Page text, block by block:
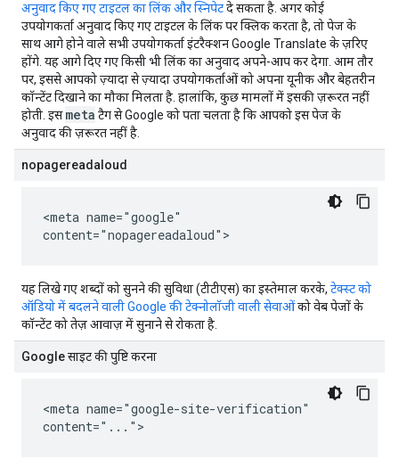
अनुवाद किए गए टाइटल का लिंक और स्निपेटदे सकता है. अगर कोई
उपयोगकर्ता अनुवाद किए गए टाइटल के लिंक पर क्लिक करता है, तो पेज के
साथ आगे होने वाले सभी उपयोगकर्ता इंटरैक्शन Google Translate के ज़रिए
होंगे. यह आगे दिए गए किसी भी लिंक का अनुवाद अपने-आप कर देगा. आम तौर
पर, इससे आपको ज़्यादा से ज़्यादा उपयोगकर्ताओं को अपना यूनीक और बेहतरीन
कॉन्टेंट दिखाने का मौका मिलता है. हालांकि, कुछ मामलों में इसकी ज़रूरत नहीं
होती. इसmeta टैग से Google को पता चलता है कि आपको इस पेज के
अनुवाद की ज़रूरत नहीं है.
nopagereadaloud
<meta name="google"
content="nopagereadaloud">
यह लिखे गए शब्दों को सुनने की सुविधा (टीटीएस) का इस्तेमाल करके, टेक्स्ट को
ऑडियो में बदलने वाली Google की टेक्नोलॉजी वाली सेवाओंको वेब पेजों के
कॉन्टेंट को तेज़ आवाज़ में सुनाने से रोकता है.
Google साइट की पुष्टि करना
<meta name="google-site-verification"
content="...">